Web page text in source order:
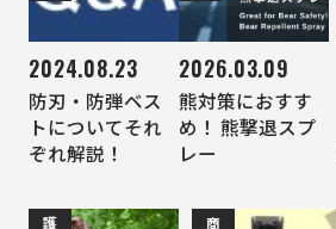
2024.08.23
防刃・防弾ベス
トについてそれ
ぞれ解説！
2026.03.09
熊対策におすす
め！ 熊撃退スプ
レー
護
商